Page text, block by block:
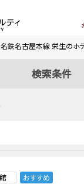
名鉄名古屋本線 栄生のホ
検索条件
おすすめ